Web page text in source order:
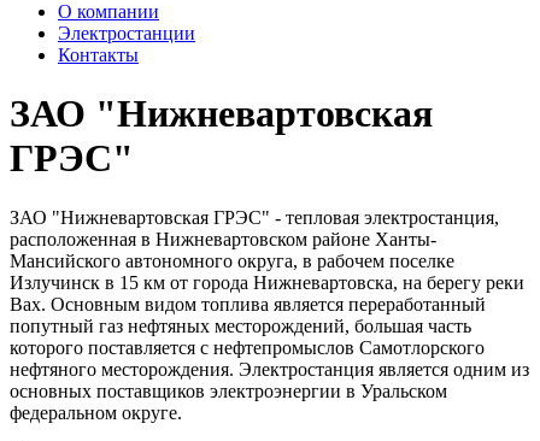
О компании
Электростанции
Контакты
ЗАО "Нижневартовская
ГРЭС"
ЗАО "Нижневартовская ГРЭС" - тепловая электростанция,
расположенная в Нижневартовском районе Ханты-
Мансийского автономного округа, в рабочем поселке
Излучинск в 15 км от города Нижневартовска, на берегу реки
Вах. Основным видом топлива является переработанный
попут­ный газ нефтяных месторождений, большая часть
которого поставляется с нефтепромыс­лов Самотлорского
нефтяного месторождения. Электростанция является одним из
основных поставщиков электроэнергии в Уральском
федеральном округе.